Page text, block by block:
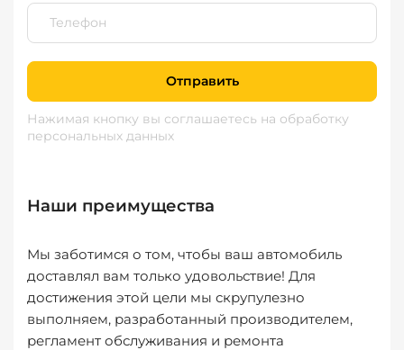
Отправить
Нажимая кнопку вы соглашаетесь на обработку
персональных данных
Наши преимущества
Мы заботимся о том, чтобы ваш автомобиль
доставлял вам только удовольствие! Для
достижения этой цели мы скрупулезно
выполняем, разработанный производителем,
регламент обслуживания и ремонта